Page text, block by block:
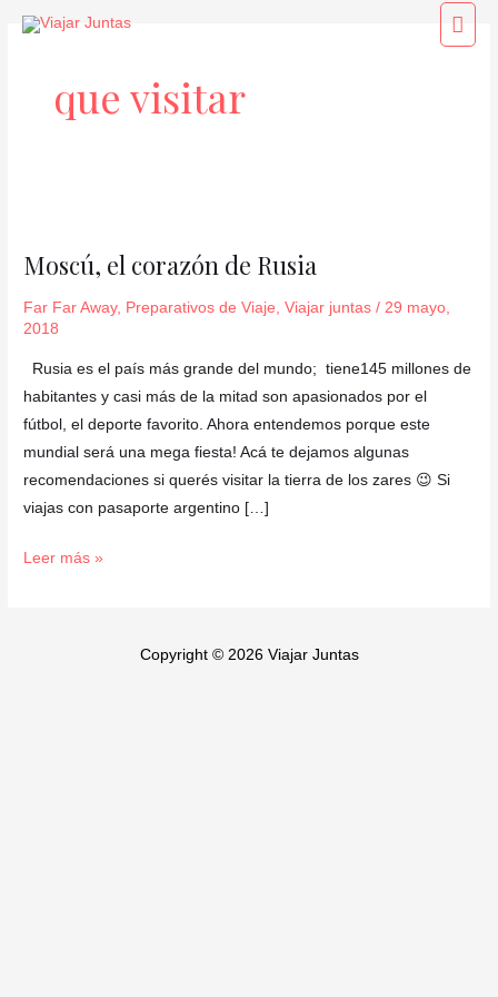
que visitar
Moscú, el corazón de Rusia
Far Far Away, Preparativos de Viaje ,Viajar juntas / 29 mayo,
2018
Rusia es el país más grande del mundo; tiene145 millones de
habitantes y casi más de la mitad son apasionados por el
fútbol, el deporte favorito. Ahora entendemos porque este
mundial será una mega fiesta! Acá te dejamos algunas
recomendaciones si querés visitar la tierra de los zares 😉 Si
viajas con pasaporte argentino […]
corazón
Rusia
Leer más »
Copyright © 2026 Viajar Juntas